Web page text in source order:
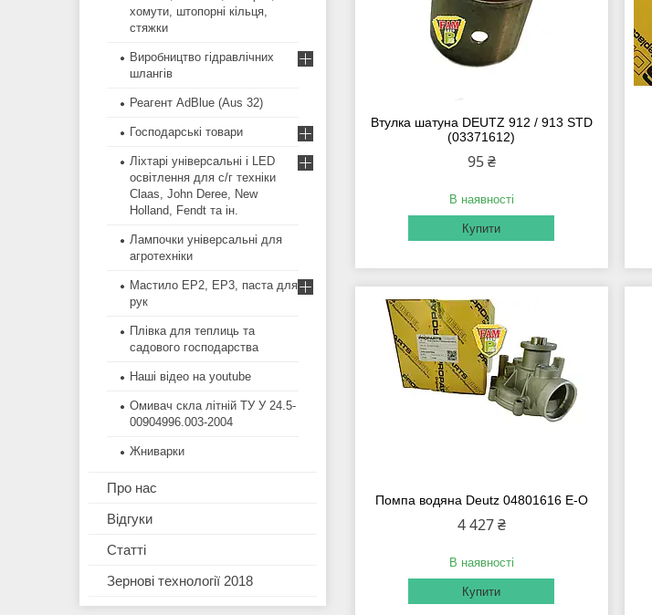
Втулка шатуна DEUTZ 912 / 913 STD
(03371612)
95 ₴
В наявності
Купити
Помпа водяна Deutz 04801616 E-O
4 427 ₴
В наявності
Купити
хомути, штопорні кільця,
стяжки
Виробництво гідравлічних
шлангів
Реагент AdBlue (Aus 32)
Господарські товари
Ліхтарі універсальні і LED
освітлення для с/г техніки
Claas, John Deree, New
Holland, Fendt та ін.
Лампочки універсальні для
агротехніки
Мастило EP2, EP3, паста для
рук
Плівка для теплиць та
садового господарства
Наші відео на youtube
Омивач скла літній ТУ У 24.5-
00904996.003-2004
Жниварки
Про нас
Відгуки
Статті
Зернові технології 2018